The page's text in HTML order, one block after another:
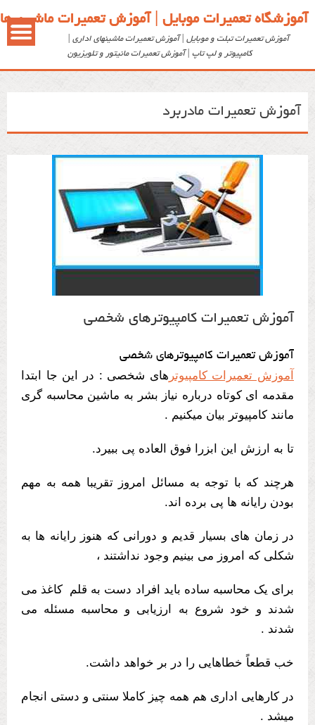
آموزشگاه تعمیرات موبایل | آموزش تعمیرات ماشین
آموزش تعمیرات تبلت و موبایل | آموزش تعمیرات ماشینهای اداری |
کامپیوتر و لپ تاپ | آموزش تعمیرات مانیتور و تلویزیون
آموزش تعمیرات مادربرد
آموزش تعمیرات کامپیوترهای شخصی
آموزش تعمیرات کامپیوترهای شخصی
آموزش تعمیرات کامپیوتر های شخصی : در این جا ابتدا
مقدمه ای کوتاه درباره نیاز بشر به ماشین محاسبه گری
مانند کامپیوتر بیان میکنیم .
تا به ارزش این ابزرا فوق العاده پی ببیرد.
هرچند که با توجه به مسائل امروز تقریبا همه به مهم
بودن رایانه ها پی برده اند.
در زمان های بسیار قدیم و دورانی که هنوز رایانه ها به
شکلی که امروز می بینیم وجود نداشتند ،
برای یک محاسبه ساده باید افراد دست به قلم کاغذ می
شدند و خود شروع به ارزیابی و محاسبه مسئله می
شدند .
خب قطعاً خطاهایی را در بر خواهد داشت.
در کارهایی اداری هم همه چیز کاملا سنتی و دستی انجام
میشد .